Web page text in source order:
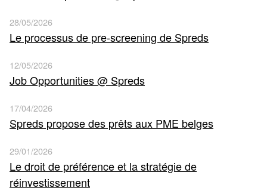
28/05/2026
Le processus de pre-screening de Spreds
12/05/2026
Job Opportunities @ Spreds
17/04/2026
Spreds propose des prêts aux PME belges
29/01/2026
Le droit de préférence et la stratégie de
réinvestissement